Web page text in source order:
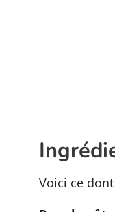
Voici ce